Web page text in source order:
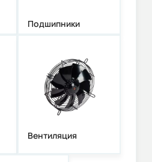
Подшипники
Вентиляция